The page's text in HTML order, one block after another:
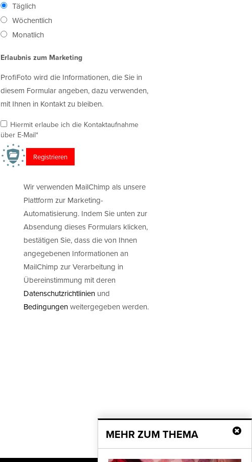
Täglich
Wöchentlich
Monatlich
Erlaubnis zum Marketing
ProfiFoto wird die Informationen, die Sie in
diesem Formular angeben, dazu verwenden,
mit Ihnen in Kontakt zu bleiben.
Hiermit erlaube ich die Kontaktaufnahme
über E-Mail*
Wir verwenden MailChimp als unsere
Plattform zur Marketing-
Automatisierung. Indem Sie unten zur
Absendung dieses Formulars klicken,
bestätigen Sie, dass die von Ihnen
angegebenen Informationen an
MailChimp zur Verarbeitung in
Übereinstimmung mit deren
Datenschutzrichtlinien und
Bedingungenweitergegeben werden.
MEHR ZUM THEMA